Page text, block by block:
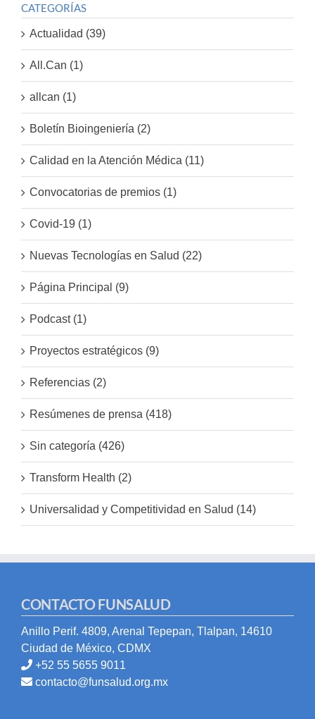
CATEGORÍAS
Actualidad (39)
All.Can (1)
allcan (1)
Boletín Bioingeniería (2)
Calidad en la Atención Médica (11)
Convocatorias de premios (1)
Covid-19 (1)
Nuevas Tecnologías en Salud (22)
Página Principal (9)
Podcast (1)
Proyectos estratégicos (9)
Referencias (2)
Resúmenes de prensa (418)
Sin categoría (426)
Transform Health (2)
Universalidad y Competitividad en Salud (14)
CONTACTO FUNSALUD
Anillo Perif. 4809, Arenal Tepepan, Tlalpan, 14610
Ciudad de México, CDMX
+52 55 5655 9011
contacto@funsalud.org.mx